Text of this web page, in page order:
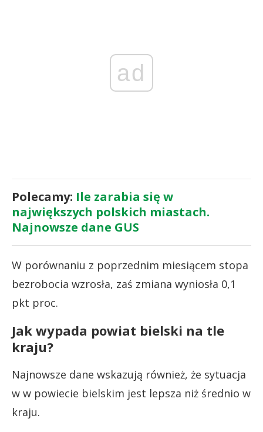
ad
Polecamy: Ile zarabia się w
największych polskich miastach.
Najnowsze dane GUS
W porównaniu z poprzednim miesiącem stopa
bezrobocia wzrosła, zaś zmiana wyniosła 0,1
pkt proc.
Jak wypada powiat bielski na tle
kraju?
Najnowsze dane wskazują również, że sytuacja
w w powiecie bielskim jest lepsza niż średnio w
kraju.